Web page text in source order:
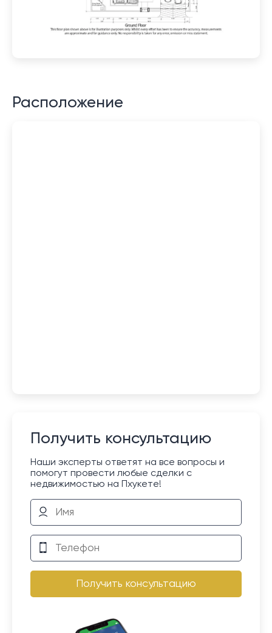
Расположение
Получить консультацию
Наши эксперты ответят на все вопросы и
помогут провести любые сделки с
недвижимостью на Пхукете!
Получить консультацию